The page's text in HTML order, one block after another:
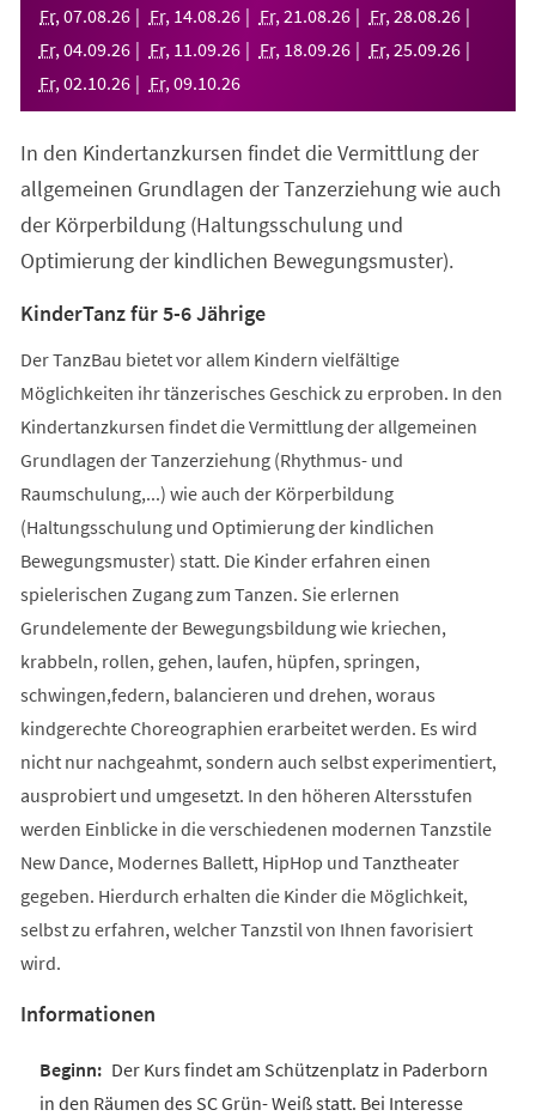
Tab)
Fr, 07.08.26 Fr, 14.08.26 Fr, 21 .08.26 Fr, 28.08.26
Fr, 04.09.26 Fr, 11 .09.26 Fr, 18.09.26 Fr, 25.09.26
Fr, 02.10.26 Fr, 09.10.26
In den Kindertanzkursen findet die Vermittlung der
allgemeinen Grundlagen der Tanzerziehung wie auch
der Körperbildung (Haltungsschulung und
Optimierung der kindlichen Bewegungsmuster).
KinderTanz für 5-6 Jährige
Der TanzBau bietet vor allem Kindern vielfältige
Möglichkeiten ihr tänzerisches Geschick zu erproben. In den
Kindertanzkursen findet die Vermittlung der allgemeinen
Grundlagen der Tanzerziehung (Rhythmus- und
Raumschulung,...) wie auch der Körperbildung
(Haltungsschulung und Optimierung der kindlichen
Bewegungsmuster) statt. Die Kinder erfahren einen
spielerischen Zugang zum Tanzen. Sie erlernen
Grundelemente der Bewegungsbildung wie kriechen,
krabbeln, rollen, gehen, laufen, hüpfen, springen,
schwingen,federn, balancieren und drehen, woraus
kindgerechte Choreographien erarbeitet werden. Es wird
nicht nur nachgeahmt, sondern auch selbst experimentiert,
ausprobiert und umgesetzt. In den höheren Altersstufen
werden Einblicke in die verschiedenen modernen Tanzstile
New Dance, Modernes Ballett, HipHop und Tanztheater
gegeben. Hierdurch erhalten die Kinder die Möglichkeit,
selbst zu erfahren, welcher Tanzstil von Ihnen favorisiert
wird.
Informationen
Der Kurs findet am Schützenplatz in Paderborn
in den Räumen des SC Grün- Weiß statt. Bei Interesse